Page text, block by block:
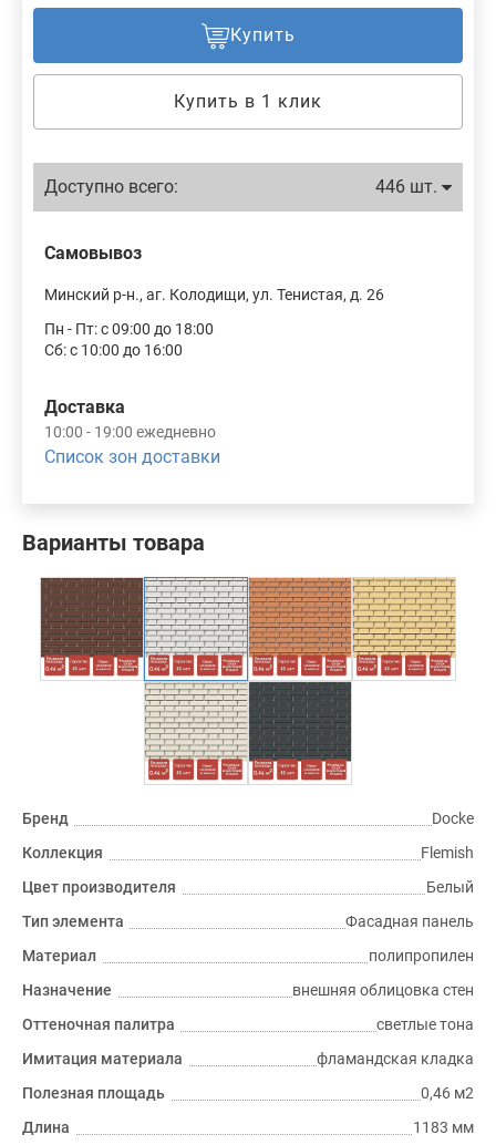
Варианты товара
Бренд
Docke
Коллекция
Flemish
Цвет производителя
Белый
Тип элемента
Фасадная панель
Материал
полипропилен
Назначение
внешняя облицовка стен
Оттеночная палитра
светлые тона
Имитация материала
фламандская кладка
Полезная площадь
0,46 м2
Длина
1183 мм
Купить
Купить в 1 клик
Доступно всего: 446 шт.
Самовывоз
Минский р-н., аг. Колодищи, ул. Тенистая, д. 26
Пн - Пт: с 09:00 до 18:00
Сб: с 10:00 до 16:00
Доставка
10:00 - 19:00 ежедневно
Список зон доставки